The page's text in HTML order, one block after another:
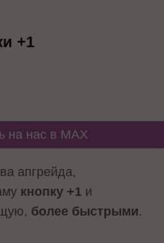
+1
на нас в MAX
апгрейда,
кнопку +1 и
более быстрыми.